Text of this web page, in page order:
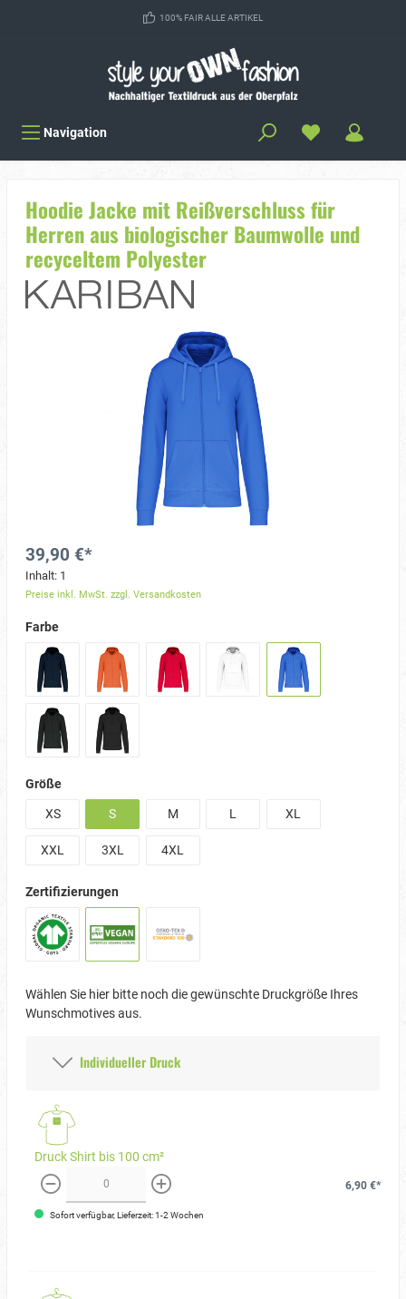
100% FAIR ALLE ARTIKEL
Navigation
Hoodie Jacke mit Reißverschluss für
Herren aus biologischer Baumwolle und
recyceltem Polyester
39,90 €*
Inhalt: 1
Preise inkl. MwSt. zzgl. Versandkosten
Farbe
Größe
XS
S M L XL
XXL 3XL 4XL
Zertifizierungen
Wählen Sie hier bitte noch die gewünschte Druckgröße Ihres
Wunschmotives aus.
Individueller Druck
Druck Shirt bis 100 cm²
weniger mehr
6,90 €*
Sofort verfügbar, Lieferzeit: 1-2 Wochen